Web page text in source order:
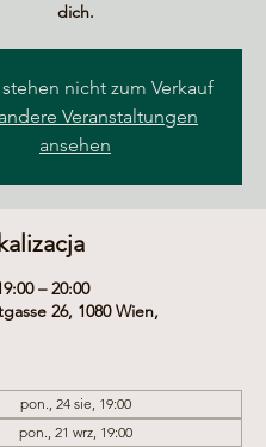
dich.
nicht zum Verkauf
Veranstaltungen
ansehen
– 20:00
26, 1080 Wien,
pon., 24 sie, 19:00
pon., 21 wrz, 19:00